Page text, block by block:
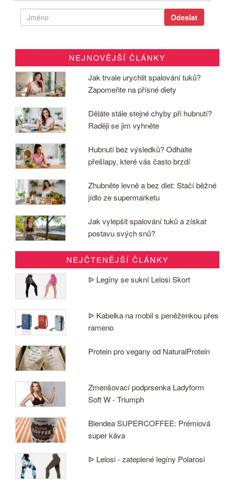
NEJNOVĚJŠÍ ČLÁNKY
Jak trvale urychlit spalování tuků?
Zapomeňte na přísné diety
Děláte stále stejné chyby při hubnutí?
Raději se jim vyhněte
Hubnutí bez výsledků? Odhalte
přešlapy, které vás často brzdí
Zhubněte levně a bez diet: Stačí běžné
jídlo ze supermarketu
Jak vylepšit spalování tuků a získat
postavu svých snů?
NEJČTENĚJŠÍ ČLÁNKY
ᐉ Legíny se sukní Lelosi Skort
ᐉ Kabelka na mobil s peněženkou přes
rameno
Protein pro vegany od NaturalProtein
Zmenšovací podprsenka Ladyform
Soft W - Triumph
Blendea SUPERCOFFEE: Prémiová
super káva
ᐉ Lelosi - zateplené legíny Polarosi